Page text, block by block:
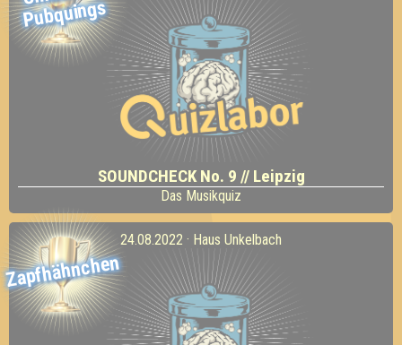
Pubquings
SOUNDCHECK No. 9 // Leipzig
Das Musikquiz
Zapfhähnchen
24.08.2022 · Haus Unkelbach